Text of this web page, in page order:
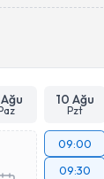
10 Ağu
Pzt
09:00
09:30